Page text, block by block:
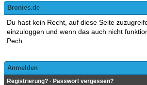
Bronies.de
Du hast kein Recht, auf diese Seite
einzuloggen und wenn das auch nicht
Pech.
Anmelden
Registrierung? · Passwort vergessen?